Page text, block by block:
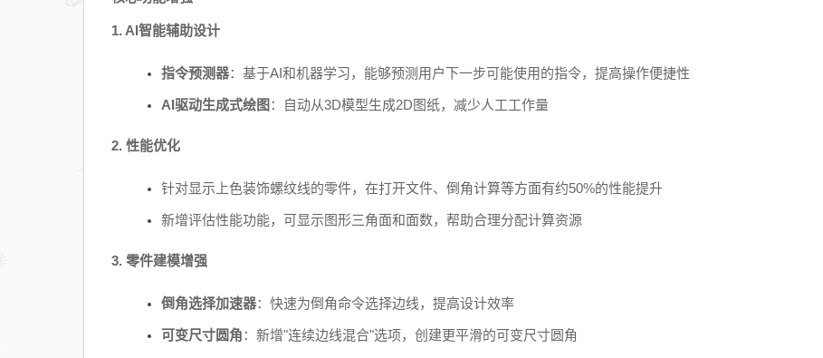
1. AI智能辅助设计
指令预测器：基于AI和机器学习，能够预测用户下一步可能使用的指令，提高操作便捷性
AI驱动生成式绘图 ：自动从3D模型生成2D图纸，减少人工工作量
2. 性能优化
针对显示上色装饰螺纹线的零件，在打开文件、倒角计算等方面有约50%的性能提升
新增评估性能功能，可显示图形三角面和面数，帮助合理分配计算资源
3. 零件建模增强
倒角选择加速器：快速为倒角命令选择边线，提高设计效率
可变尺寸圆角：新增"连续边线混合"选项，创建更平滑的可变尺寸圆角